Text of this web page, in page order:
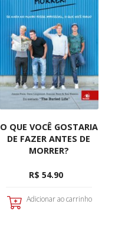
O QUE VOCÊ GOSTARIA
DE FAZER ANTES DE
MORRER?
R$ 54.90
Adicionar ao carrinho